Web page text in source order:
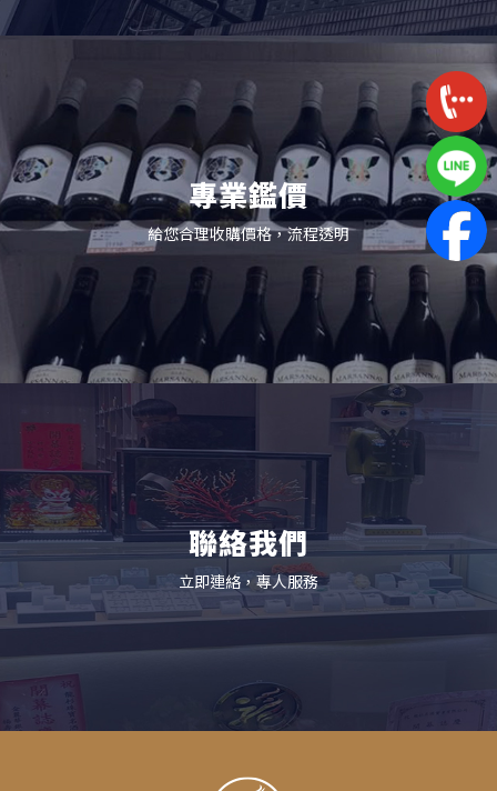
專業鑑價
給您合理收購價格，流程透明
聯絡我們
立即連絡，專人服務